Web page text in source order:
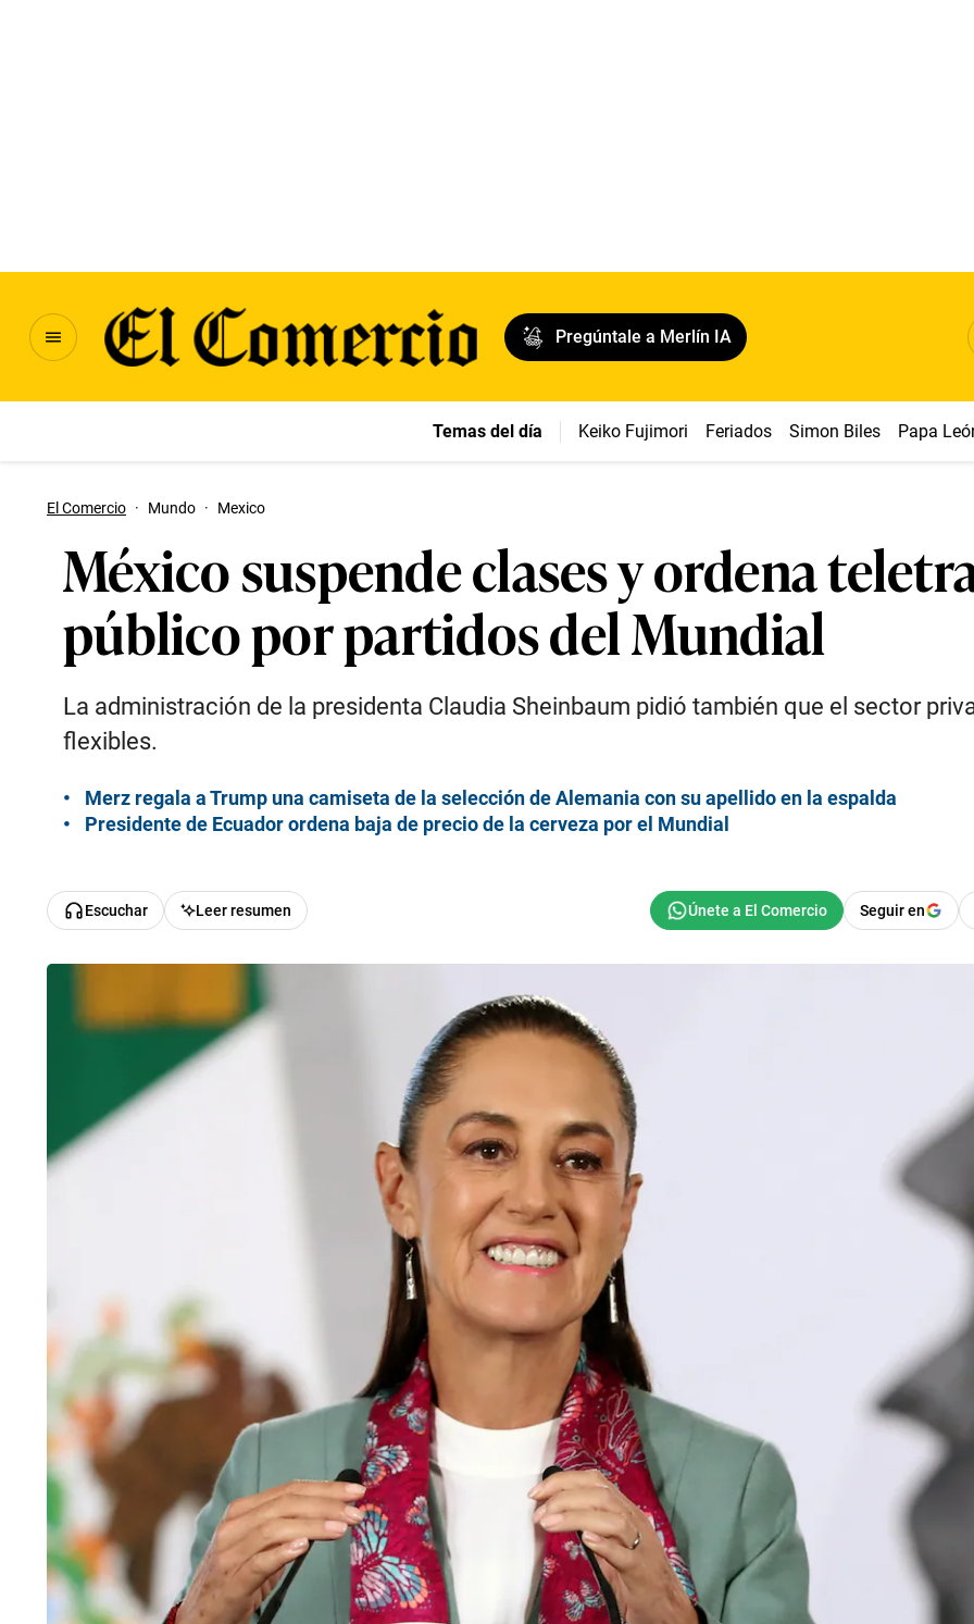
Pregúntale a Merlín IA
Temas del día Keiko Fujimori Feriados Simon Biles Papa
El Comercio · Mundo · Mexico
México suspende clases y ordena
público por partidos del Mundial
La administración de la presidenta Claudia Sheinbaum pidió también que el sector
flexibles.
Merz regala a Trump una camiseta de la selección de Alemania con su apellido en la espalda
Presidente de Ecuador ordena baja de precio de la cerveza por el Mundial
Escuchar Leer resumen Seguir en